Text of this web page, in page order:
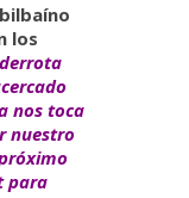
los
nos toca
nuestro
para